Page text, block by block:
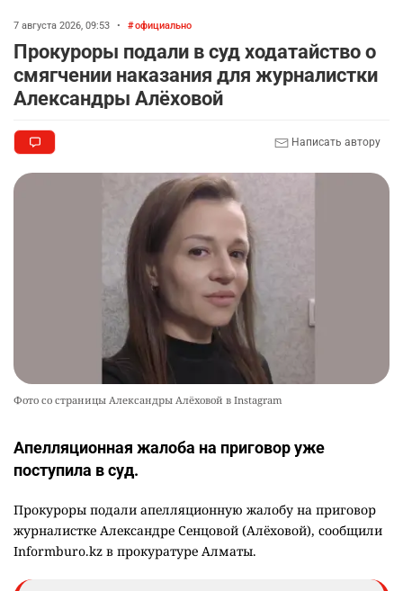
7 августа 2026, 09:53 • официально
Прокуроры подали в суд ходатайство о
смягчении наказания для журналистки
Александры Алёховой
Написать автору
Фото со страницы Александры Алёховой в Instagram
Апелляционная жалоба на приговор уже
поступила в суд.
Прокуроры подали апелляционную жалобу на приговор
журналистке Александре Сенцовой (Алёховой), сообщили
Informburo.kz в прокуратуре Алматы.